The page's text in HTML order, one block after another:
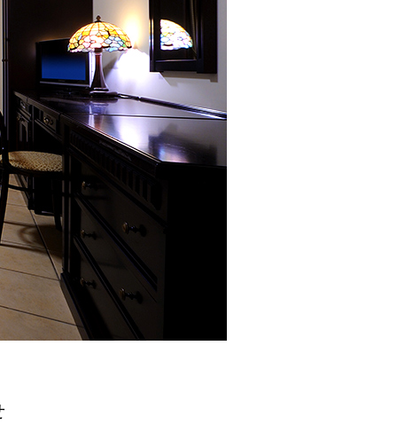
彩雲」
トで予約する
5545
お問い合わせ
新幹線・JR＋宿泊検索
数 1室